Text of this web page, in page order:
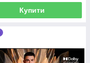
Купити